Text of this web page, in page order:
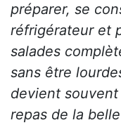
préparer, se
réfrigérateur et
salades
sans être
devient
repas de la